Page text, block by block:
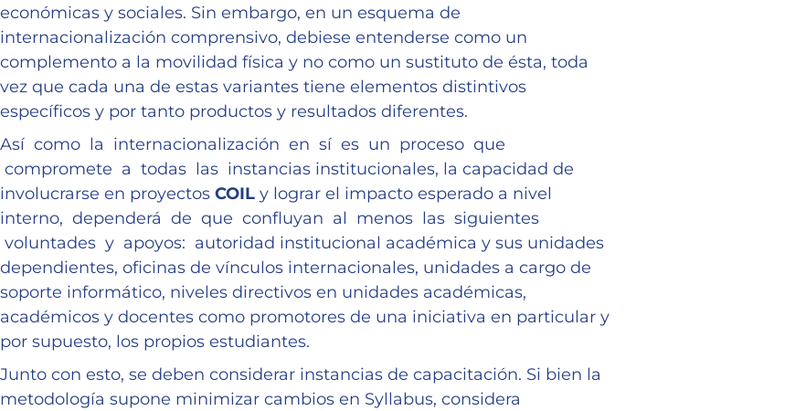
económicas y sociales. Sin embargo, en un esquema de
internacionalización comprensivo, debiese entenderse como un
complemento a la movilidad física y no como un sustituto de ésta, toda
vez que cada una de estas variantes tiene elementos distintivos
específicos y por tanto productos y resultados diferentes.
Así como la internacionalización en sí es un proceso que
compromete a todas las instancias institucionales, la capacidad de
involucrarse en proyectos COIL y lograr el impacto esperado a nivel
interno, dependerá de que confluyan al menos las siguientes
voluntades y apoyos: autoridad institucional académica y sus unidades
dependientes, oficinas de vínculos internacionales, unidades a cargo de
soporte informático, niveles directivos en unidades académicas,
académicos y docentes como promotores de una iniciativa en particular y
por supuesto, los propios estudiantes.
Junto con esto, se deben considerar instancias de capacitación. Si bien la
metodología supone minimizar cambios en Syllabus, considera